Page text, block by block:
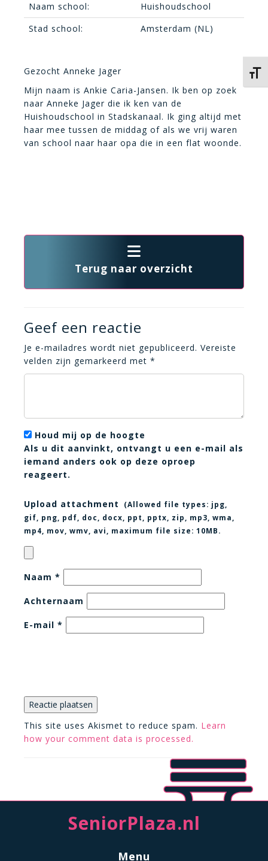
Naam school:
Huishoudschool
Stad school:
Amsterdam (NL)
Gezocht Anneke Jager
Mijn naam is Ankie Caria-Jansen. Ik ben op zoek
naar Anneke Jager die ik ken van de
Huishoudschool in Stadskanaal. Ik ging altijd met
haar mee tussen de middag of als we vrij waren
van school naar haar opa die in een flat woonde.
Terug naar overzicht
Geef een reactie
Je e-mailadres wordt niet gepubliceerd. Vereiste
velden zijn gemarkeerd met *
Houd mij op de hoogte
Als u dit aanvinkt, ontvangt u een e-mail als
iemand anders ook op deze oproep
reageert.
Upload attachment (Allowed file types: jpg,
gif, png, pdf, doc, docx, ppt, pptx, zip, mp3, wma,
mp4, mov, wmv, avi
, maximum file size: 10MB.
Naam *
Achternaam
E-mail *
This site uses Akismet to reduce spam. Learn
how your comment data is processed.
SeniorPlaza.nl
Menu